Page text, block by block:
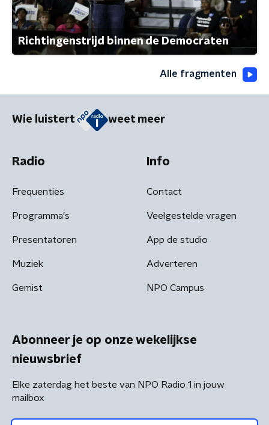
Richtingenstrijd binnen de Democraten
Alle fragmenten
Wie luistert weet meer
Radio
Frequenties
Programma's
Presentatoren
Muziek
Gemist
Info
Contact
Veelgestelde vragen
App de studio
Adverteren
NPO Campus
Abonneer je op onze wekelijkse
nieuwsbrief
Elke zaterdag het beste van NPO Radio 1 in jouw
mailbox